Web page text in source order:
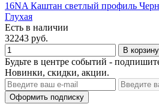
16NA Каштан светлый профиль
Глухая
Есть в наличии
32243 руб.
В корзину
Будьте в центре событий -
Новинки, скидки, акции.
Оформить подписку